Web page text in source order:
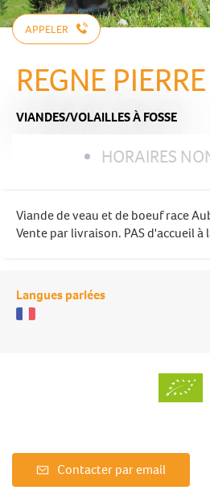
APPELER
REGNE PIERRE
VIANDES/VOLAILLESÀ FOSSE
HORAIRES
Viande de veau et de boeuf race
Vente par livraison. PAS d'accueil à
Langues parlées
Contacter par email